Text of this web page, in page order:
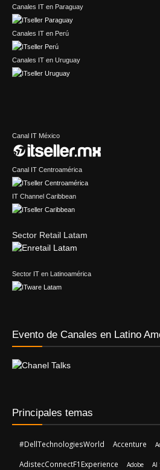
Canales IT en Paraguay
Canales IT en Perú
Canales IT en Uruguay
Canal IT México
Canal IT Centroamérica
IT Channel Caribbean
Sector Retail Latam
Sector IT en Latinoamérica
Evento de Canales en Latino
Principales temas
#DellTechnologiesWorld Accenture
AdistecConnectF1Experience Adobe AI